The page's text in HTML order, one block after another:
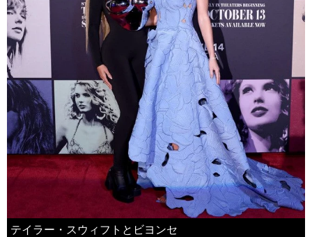
テイラー・スウィフトとビヨンセ